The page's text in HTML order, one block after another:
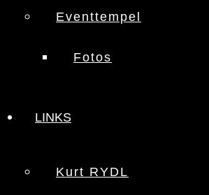
Eventtempel
Fotos
LINKS
Kurt RYDL